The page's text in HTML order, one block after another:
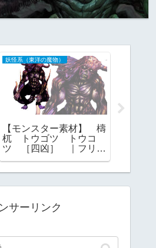
妖怪系（東洋の魔物）
【モンスター素材】 檮
杌 トウゴツ トウコ
ツ ［四凶］ ｜フリー
サーリンク